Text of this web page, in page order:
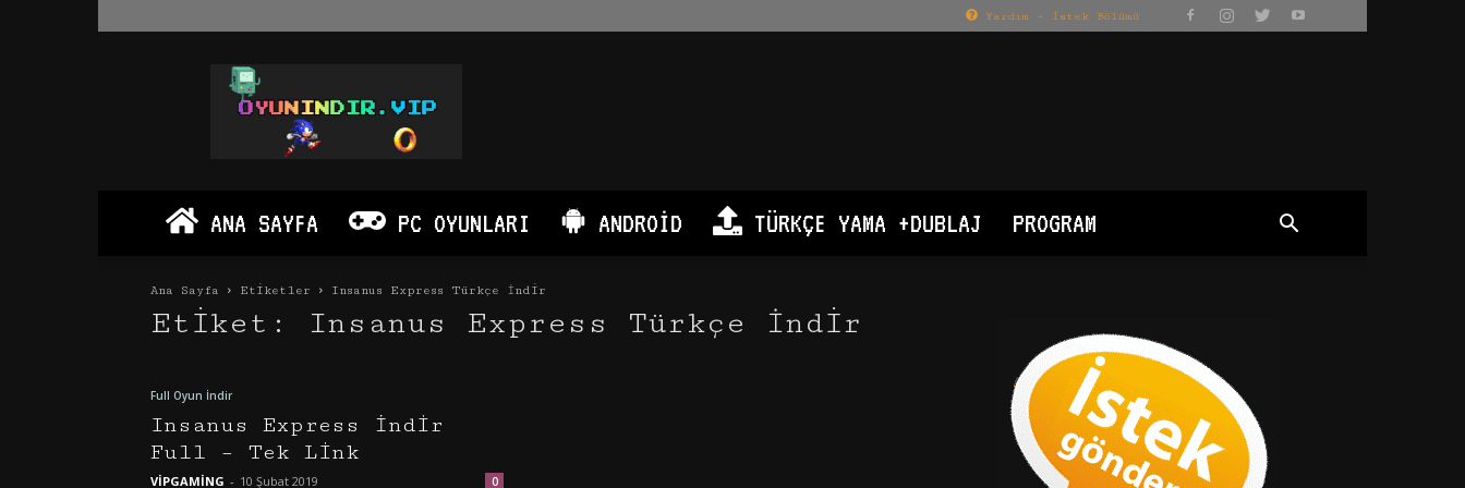
Yardım – İstek Bölümü
Oyun
İndir
PC
Android
Apk
ANA SAYFA PC OYUNLARI ANDROID TÜRKÇE YAMA +DUBLAJ PROGRAM
Ana Sayfa Etiketler Insanus Express Türkçe İndir
Etiket: Insanus Express Türkçe İndir
Full Oyun İndir
Insanus Express İndir
Full – Tek Link
VİPGAMİNG - 10 Şubat 2019 0